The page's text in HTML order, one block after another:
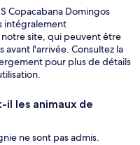
Copacabana Domingos
intégralement
site, qui peuvent être
avant l'arrivée. Consultez la
pour plus de détails
les animaux de
ne sont pas admis.